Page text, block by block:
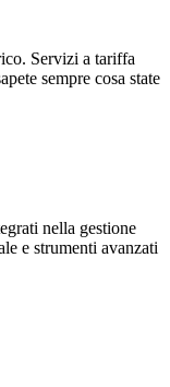
Servizi a tariffa
sempre cosa state
nella gestione
e strumenti avanzati